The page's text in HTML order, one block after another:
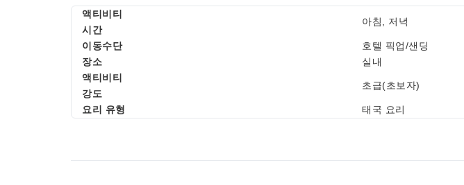
액티비티
시간
아침, 저녁
이동수단
호텔 픽업/샌딩
장소
실내
액티비티
강도
초급(초보자)
요리 유형 태국 요리